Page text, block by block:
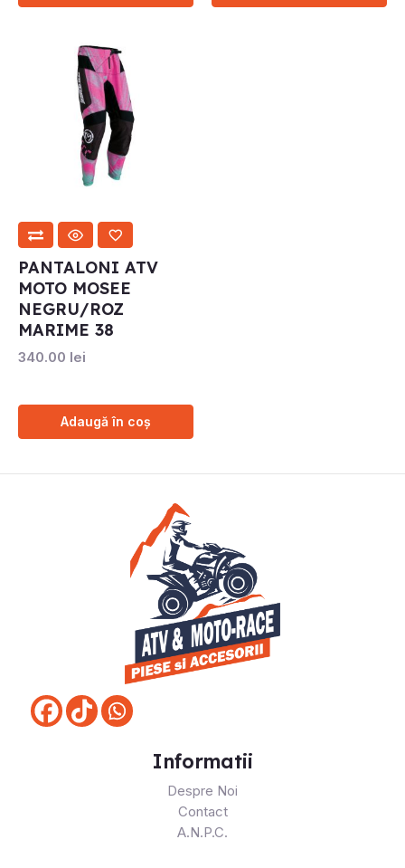
PANTALONI ATV
MOTO MOSEE
NEGRU/ROZ
MARIME 38
340.00 lei
Adaugă în coș
Informatii
Despre Noi
Contact
A.N.P.C.